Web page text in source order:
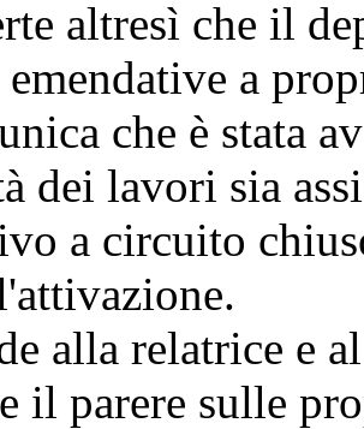
altresì che il
a
che è stata
dei lavori sia
a circuito
alla relatrice e al
il parere sulle